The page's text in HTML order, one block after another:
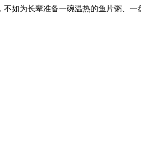
如为长辈准备一碗温热的鱼片粥、